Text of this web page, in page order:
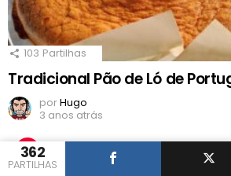
362
PARTILHAS
103 Partilhas
Tradicional Pão de Ló de
porHugo
3 anos atrás